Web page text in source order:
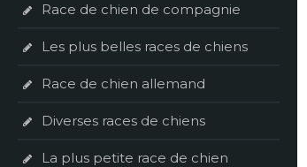
Race de chien de compagnie
Les plus belles races de chiens
Race de chien allemand
Diverses races de chiens
La plus petite race de chien